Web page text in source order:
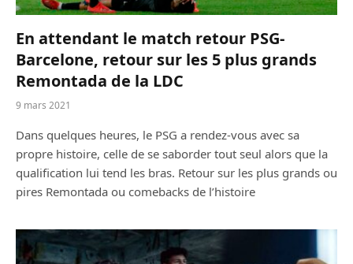
En attendant le match retour PSG-
Barcelone, retour sur les 5 plus grands
Remontada de la LDC
9 mars 2021
Dans quelques heures, le PSG a rendez-vous avec sa
propre histoire, celle de se saborder tout seul alors que la
qualification lui tend les bras. Retour sur les plus grands ou
pires Remontada ou comebacks de l’histoire